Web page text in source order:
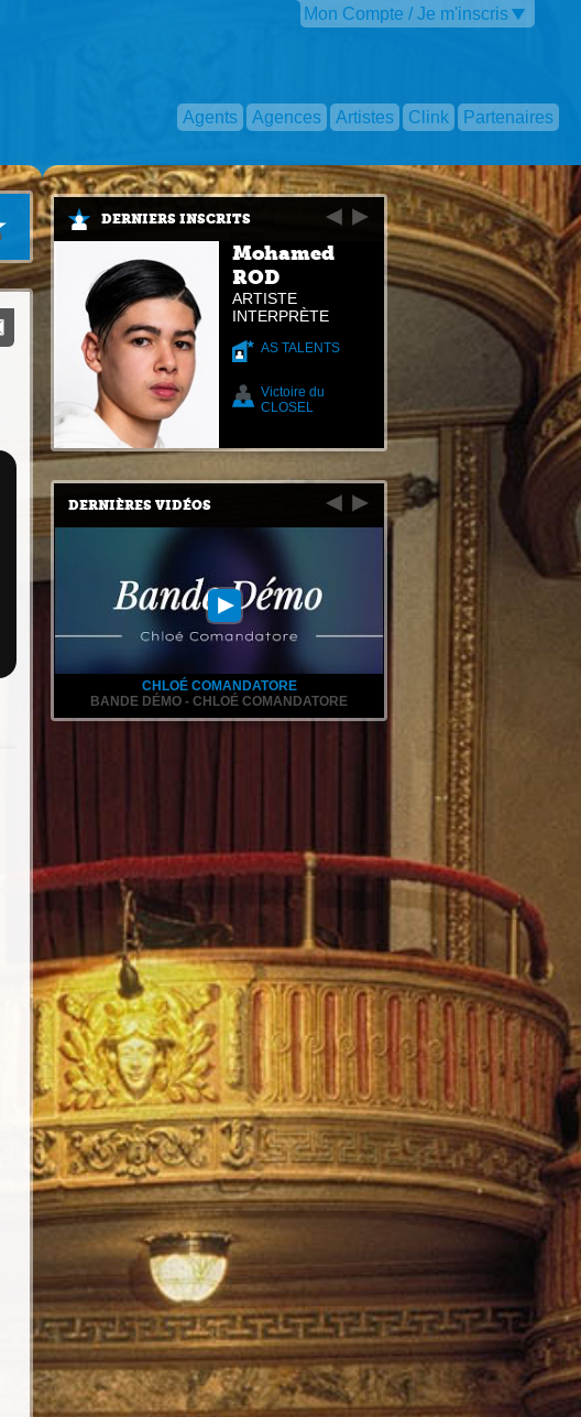
Mon Compte / Je m'inscris
Agents Agences Artistes Clink Partenaires
DERNIERS INSCRITS
Mohamed
ROD
ARTISTE
INTERPRÈTE
AS TALENTS
Victoire du
CLOSEL
DERNIÈRES VIDÉOS
CHLOÉ COMANDATORE
BANDE DÉMO - CHLOÉ COMANDATORE